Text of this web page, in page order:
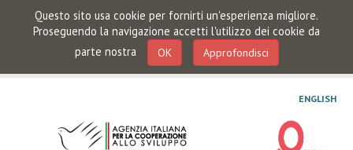
Questo sito usa cookie per fornirti un'esperienza migliore.
Proseguendo la navigazione accetti l'utilizzo dei cookie da
parte nostra
OK Approfondisci
ENGLISH